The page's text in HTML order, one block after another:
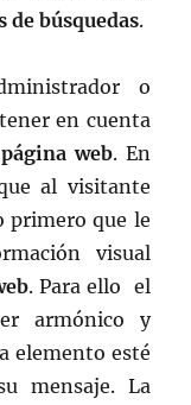
de búsquedas.
o
en cuenta
página web. En
al visitante
primero que le
visual
. Para ello el
armónico y
elemento esté
mensaje. La